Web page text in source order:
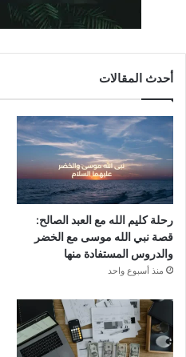
أحدث المقالات
رحلة كليم الله مع العبد الصالح:
قصة نبي الله موسى مع الخضر
والدروس المستفادة منها
منذ أسبوع واحد